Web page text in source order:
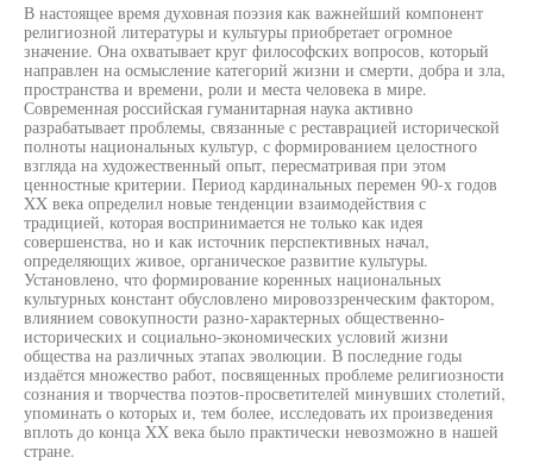
В настоящее время духовная поэзия как важнейший компонент
религиозной литературы и культуры приобретает огромное
значение. Она охватывает круг философских вопросов, который
направлен на осмысление категорий жизни и смерти, добра и зла,
пространства и времени, роли и места человека в мире.
Современная российская гуманитарная наука активно
разрабатывает проблемы, связанные с реставрацией исторической
полноты национальных культур, с формированием целостного
взгляда на художественный опыт, пересматривая при этом
ценностные критерии. Период кардинальных перемен 90-х годов
XX века определил новые тенденции взаимодействия с
традицией, которая воспринимается не только как идея
совершенства, но и как источник перспективных начал,
определяющих живое, органическое развитие культуры.
Установлено, что формирование коренных национальных
культурных констант обусловлено мировоззренческим фактором,
влиянием совокупности разно-характерных общественно-
исторических и социально-экономических условий жизни
общества на различных этапах эволюции. В последние годы
издаётся множество работ, посвященных проблеме религиозности
сознания и творчества поэтов-просветителей минувших столетий,
упоминать о которых и, тем более, исследовать их произведения
вплоть до конца XX века было практически невозможно в нашей
стране.